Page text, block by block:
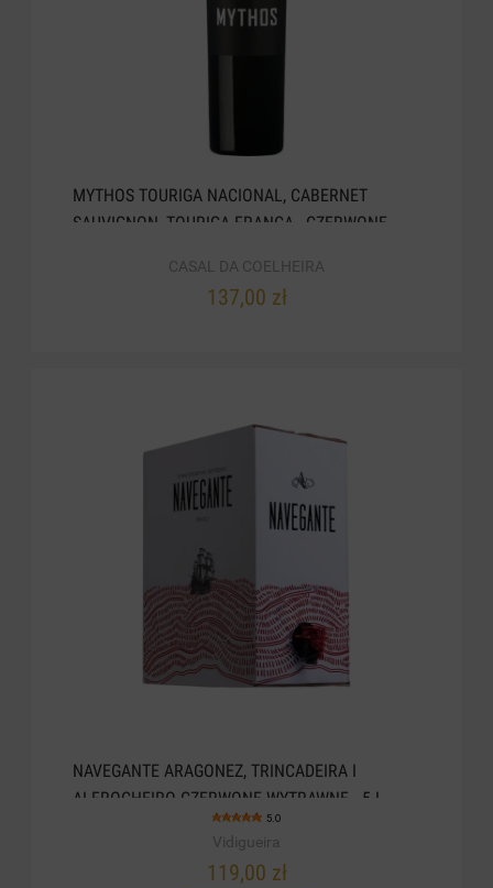
MYTHOS TOURIGA NACIONAL, CABERNET
SAUVIGNON, TOURIGA FRANCA , CZERWONE
CASAL DA COELHEIRA
137,00 zł
NAVEGANTE ARAGONEZ, TRINCADEIRA I
ALFROCHEIRO CZERWONE WYTRAWNE . 5 L
5.0
Vidigueira
119,00 zł